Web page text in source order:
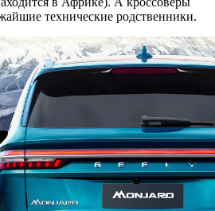
технические родственники.